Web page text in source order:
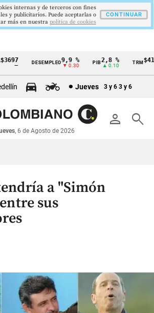
DESEMPLEO 9,9 %
▼ 0.30
PIB2,8 %
▲ 0.10
TRM
Jueves 3 y 6 3 y 6
person search
, 6 de Agosto de 2026
a "Simón
sus
internas y de terceros con fines
y publicitarios. Puede aceptarlas o
más en nuestra politica de cookies
CONTINUAR